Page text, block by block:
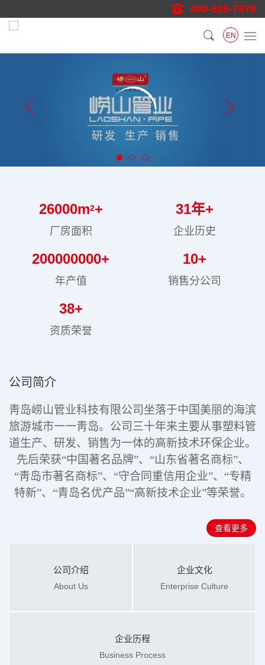
400-626-7878
EN
26000m2+
厂房面积
31年+
企业历史
200000000+
年产值
10+
销售分公司
38+
资质荣誉
公司简介
靑岛崂山管业科技有限公司坐落于中国美丽的海滨
旅游城市一一靑岛。公司三十年来主要从事塑料管
道生产、研发、销售为一体的高新技术环保企业。
先后荣获“中国著名品牌”、“山东省著名商标”、
“靑岛市著名商标”、“守合同重信用企业”、“专精
特新”、“青岛名优产品”“高新技术企业”等荣誉。
查看更多
公司介绍
About Us
企业文化
Enterprise Culture
企业历程
Business Process